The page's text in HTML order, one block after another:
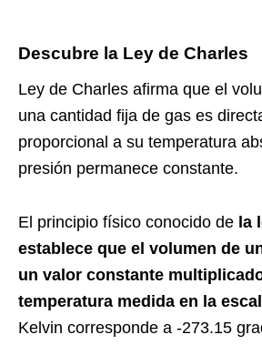
Descubre la Ley de Charles
Ley de Charles afirma que el
una cantidad fija de gas es
proporcional a su temperatura
presión permanece constante.
El principio físico conocido de la
establece que el volumen de
un valor constante
temperatura medida en la
Kelvin corresponde a -273.15